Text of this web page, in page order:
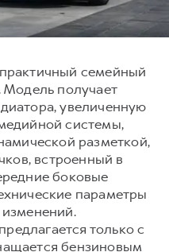
от 3 499 000 ₽
от 3 599 000 ₽
обслуживания
семейный
Модель получает
увеличенную
системы,
разметкой,
встроенный в
боковые
параметры
только с
бензиновым